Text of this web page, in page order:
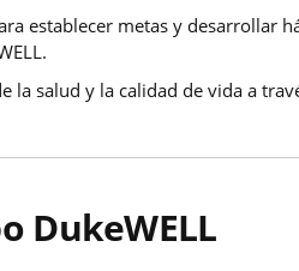
establecer metas y desarrollar
la salud y la calidad de vida a
DukeWELL